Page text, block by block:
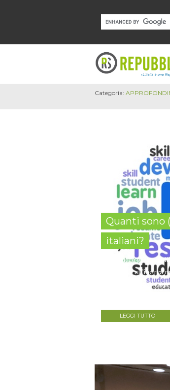
Categoria:
Quanti sono
italiani?
Il numero esatto
che siano
vogliamo
motivo
LEGGI TUTTO